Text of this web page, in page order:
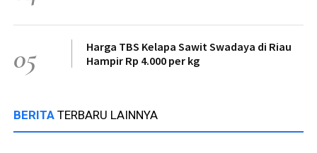
05
Harga TBS Kelapa Sawit Swadaya di Riau
Hampir Rp 4.000 per kg
BERITA TERBARU LAINNYA